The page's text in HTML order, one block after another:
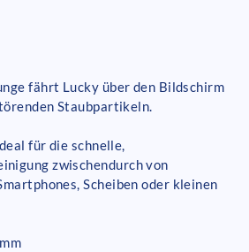
fährt Lucky über den Bildschirm
Staubpartikeln.
für die schnelle,
zwischendurch von
Scheiben oder kleinen